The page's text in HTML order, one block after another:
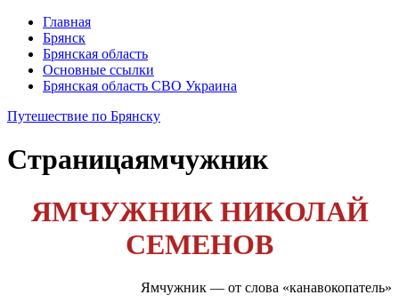
Главная
Брянск
Брянская область
Основные ссылки
Брянская область СВО Украина
Путешествие по Брянску
Страницаямчужник
ЯМЧУЖНИК НИКОЛАЙ
СЕМЕНОВ
Ямчужник — от слова «канавокопатель»